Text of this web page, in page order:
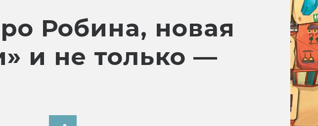
Робина, новая
и не только —